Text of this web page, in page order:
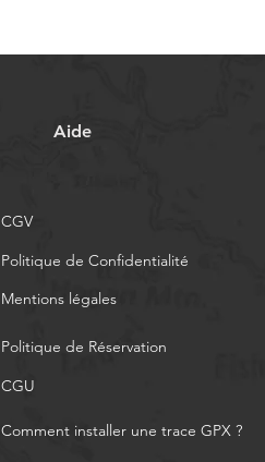
Aide
CGV
Politique de Confidentialité
Mentions légales
Politique de Réservation
CGU
Comment installer une trace GPX ?